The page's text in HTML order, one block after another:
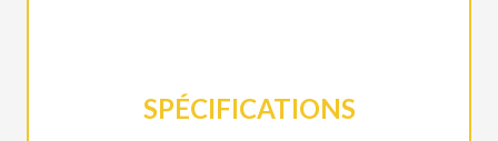
SPÉCIFICATIONS